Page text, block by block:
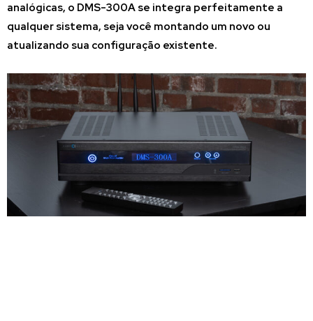
analógicas, o DMS-300A se integra perfeitamente a
qualquer sistema, seja você montando um novo ou
atualizando sua configuração existente.